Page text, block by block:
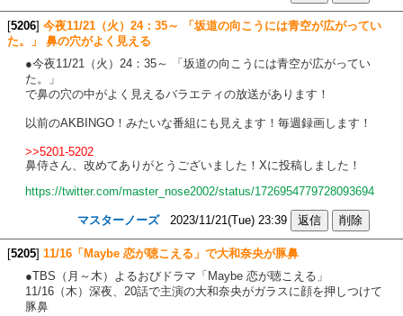
[5206] 今夜11/21（火）24：35～ 「坂道の向こうには青空が広がってい
た。」 鼻の穴がよく見える
●今夜11/21（火）24：35～ 「坂道の向こうには青空が広がってい
た。」
で鼻の穴の中がよく見えるバラエティの放送があります！
以前のAKBINGO！みたいな番組にも見えます！毎週録画します！
>>5201-5202
鼻侍さん、改めてありがとうございました！Xに投稿しました！
https://twitter.com/master_nose2002/status/1726954779728093694
マスターノーズ2023/11/21(Tue) 23:39
[5205] 11/16「Maybe 恋が聴こえる」で大和奈央が豚鼻
●TBS（月～木）よるおびドラマ「Maybe 恋が聴こえる」
11/16（木）深夜、20話で主演の大和奈央がガラスに顔を押しつけて
豚鼻